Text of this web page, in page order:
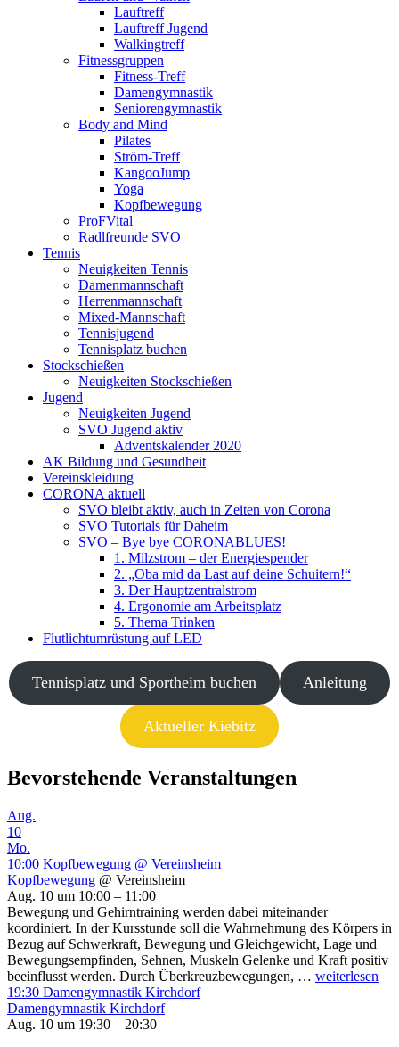
Lauftreff
Lauftreff Jugend
Walkingtreff
Fitnessgruppen
Fitness-Treff
Damengymnastik
Seniorengymnastik
Body and Mind
Pilates
Ström-Treff
KangooJump
Yoga
Kopfbewegung
ProFVital
Radlfreunde SVO
Tennis
Neuigkeiten Tennis
Damenmannschaft
Herrenmannschaft
Mixed-Mannschaft
Tennisjugend
Tennisplatz buchen
Stockschießen
Neuigkeiten Stockschießen
Jugend
Neuigkeiten Jugend
SVO Jugend aktiv
Adventskalender 2020
AK Bildung und Gesundheit
Vereinskleidung
CORONA aktuell
SVO bleibt aktiv, auch in Zeiten von Corona
SVO Tutorials für Daheim
SVO – Bye bye CORONABLUES!
1. Milzstrom – der Energiespender
2. „Oba mid da Last auf deine Schuitern!“
3. Der Hauptzentralstrom
4. Ergonomie am Arbeitsplatz
5. Thema Trinken
Flutlichtumrüstung auf LED
Tennisplatz und Sportheim buchen Anleitung
Aktueller Kiebitz
Bevorstehende Veranstaltungen
Aug.
10
Mo.
10:00 Kopfbewegung @ Vereinsheim
Kopfbewegung @ Vereinsheim
Aug. 10 um 10:00 – 11:00
Bewegung und Gehirntraining werden dabei miteinander
koordiniert. In der Kursstunde soll die Wahrnehmung des Körpers in
Bezug auf Schwerkraft, Bewegung und Gleichgewicht, Lage und
Bewegungsempfinden, Sehnen, Muskeln Gelenke und Kraft positiv
beeinflusst werden. Durch Überkreuzbewegungen, … weiterlesen
19:30 Damengymnastik Kirchdorf
Damengymnastik Kirchdorf
Aug. 10 um 19:30 – 20:30